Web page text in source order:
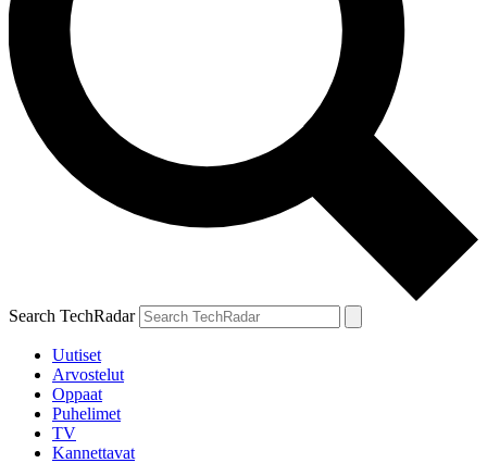
Search TechRadar
Uutiset
Arvostelut
Oppaat
Puhelimet
TV
Kannettavat